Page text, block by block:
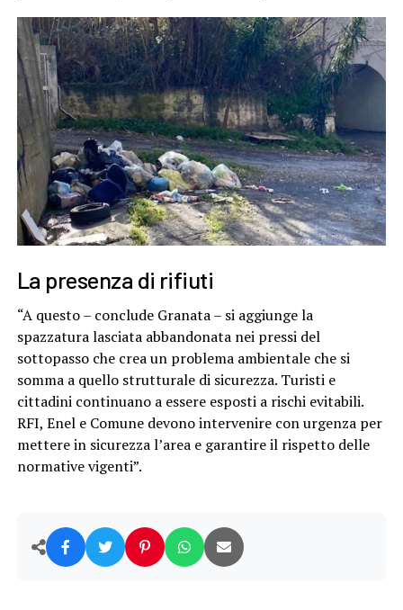
La presenza di rifiuti
“A questo – conclude Granata – si aggiunge la
spazzatura lasciata abbandonata nei pressi del
sottopasso che crea un problema ambientale che si
somma a quello strutturale di sicurezza. Turisti e
cittadini continuano a essere esposti a rischi evitabili.
RFI, Enel e Comune devono intervenire con urgenza per
mettere in sicurezza l’area e garantire il rispetto delle
normative vigenti”.